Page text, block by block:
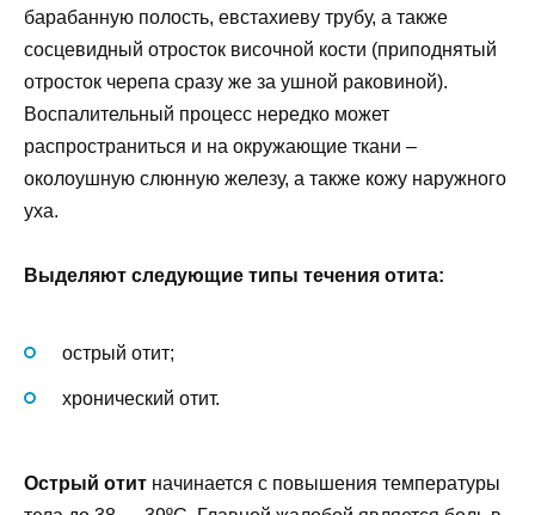
барабанную полость, евстахиеву трубу, а также
сосцевидный отросток височной кости (приподнятый
отросток черепа сразу же за ушной раковиной).
Воспалительный процесс нередко может
распространиться и на окружающие ткани –
околоушную слюнную железу, а также кожу наружного
уха.
Выделяют следующие типы течения отита:
острый отит;
хронический отит.
Острый отит начинается с повышения температуры